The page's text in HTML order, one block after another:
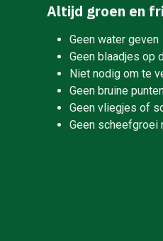
Altijd groen en
Geen water geven
Geen blaadjes op
Niet nodig om te
Geen bruine
Geen vliegjes of
Geen scheefgroei